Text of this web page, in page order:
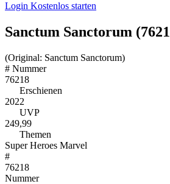
Login Kostenlos starten
Sanctum Sanctorum
(Original: Sanctum Sanctorum)
# Nummer
76218
Erschienen
2022
UVP
249,99
Themen
Super Heroes Marvel
#
76218
Nummer